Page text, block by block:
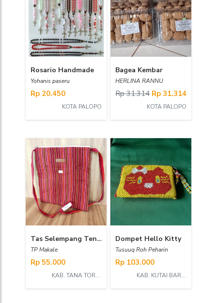
Rosario Handmade
Yohanis paseru
Rp 20.450
KOTA PALOPO
Bagea Kembar
HERLINA RANNU
Rp 31.314 Rp 31.314
KOTA PALOPO
Tas Selempang Tenun Lurik
TP Makale
Rp 55.000
KAB. TANA TORAJA
Dompet Hello Kitty
Tusuuq Roh Peharin
Rp 103.000
KAB. KUTAI BARAT